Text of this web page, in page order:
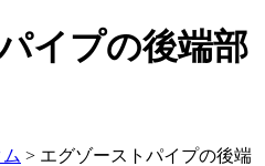
イプの後端部
> エグゾーストパイプの後端